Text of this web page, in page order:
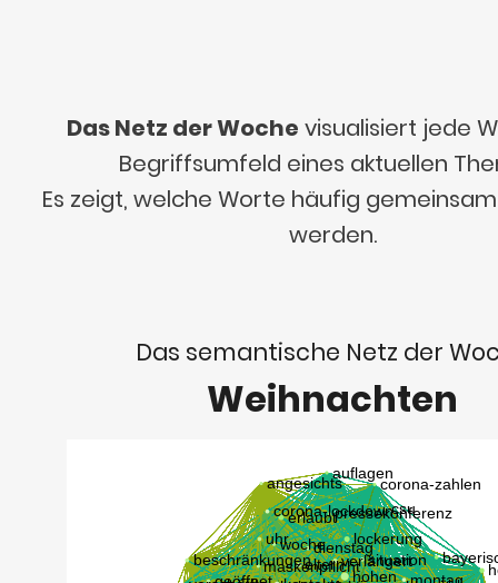
Das Netz der Woche visualisiert jede
Begriffsumfeld eines aktuellen
Es zeigt, welche Worte häufig
werden.
Das semantische Netz der
Weihnachten